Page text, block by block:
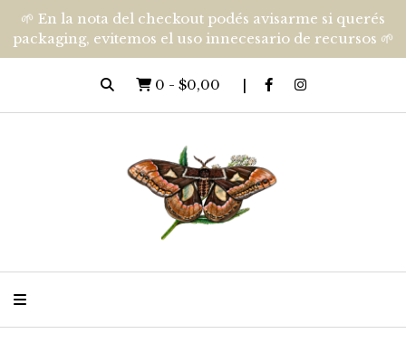
🌱 En la nota del checkout podés avisarme si querés
packaging, evitemos el uso innecesario de recursos 🌱
0 - $0,00